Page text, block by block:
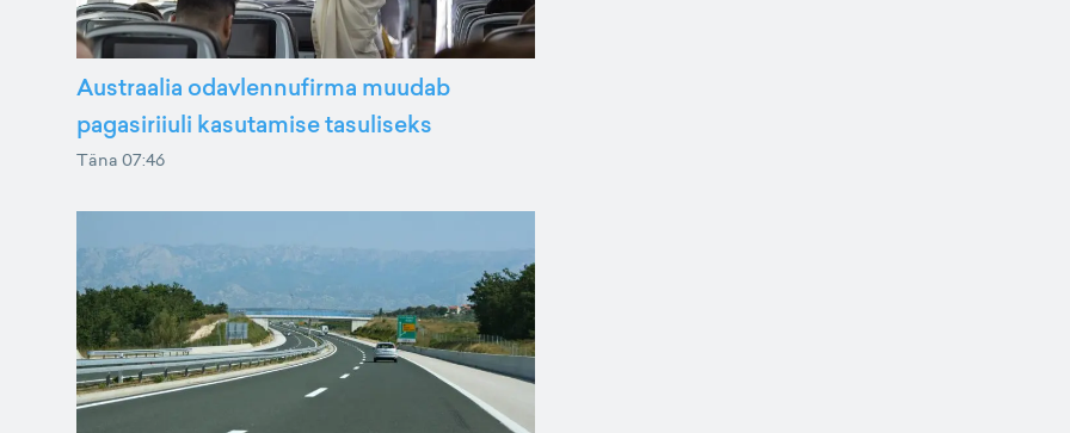
Austraalia odavlennufirma muudab
pagasiriiuli kasutamise tasuliseks
Täna 07:46